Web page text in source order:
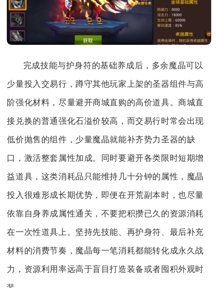
完成技能与护身符的基础养成后，多余魔晶可以
少量投入交易行，蹲守其他玩家上架的圣器组件与高
阶强化材料，尽量避开商城直购的高价道具。商城直
接兑换的普通强化石溢价较高，而交易行时常会出现
低价抛售的组件，少量魔晶就能补齐势力圣器的缺
口，激活整套属性加成。同时要避开各类限时短期增
益道具，这类消耗品只能维持几十分钟的属性，魔晶
投入很难形成长期优势，即便在开荒副本时，也尽量
依靠自身养成属性通关，不要把积攒已久的资源消耗
在一次性道具上。坚持先技能、再护身符、最后补充
材料的消费节奏，魔晶每一笔消耗都能转化成永久战
力，资源利用率远高于盲目打造装备或者囤积外观时